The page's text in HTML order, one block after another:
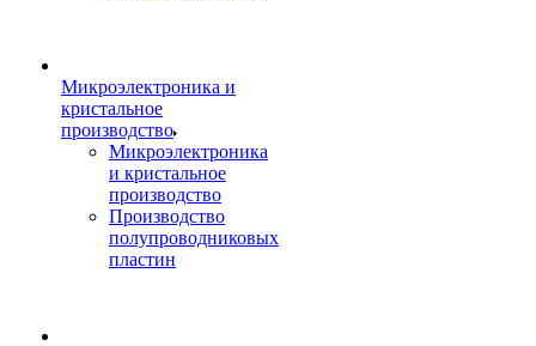
Микроэлектроника и
кристальное
производство
Микроэлектроника
и кристальное
производство
Производство
полупроводниковых
пластин